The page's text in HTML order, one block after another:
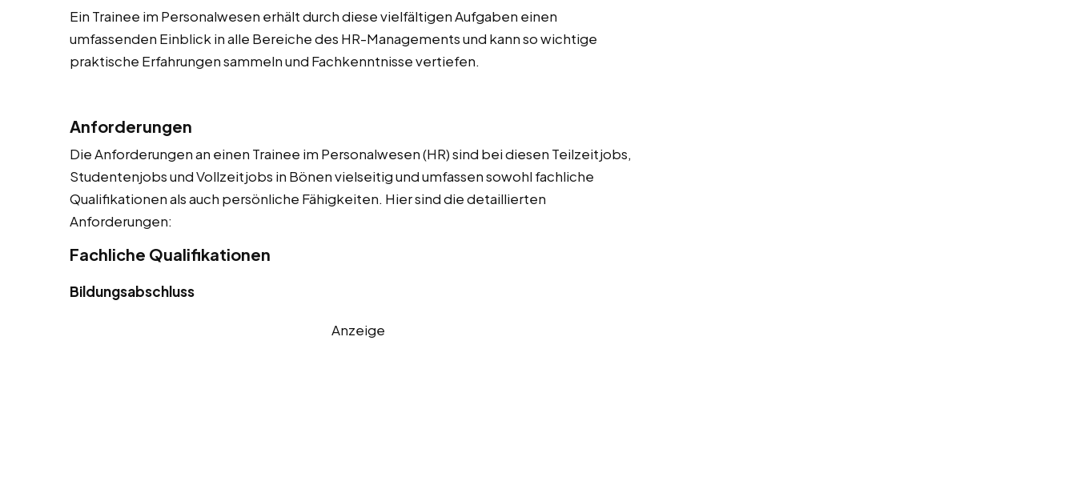
Ein Trainee im Personalwesen erhält durch diese vielfältigen Aufgaben einen
umfassenden Einblick in alle Bereiche des HR-Managements und kann so wichtige
praktische Erfahrungen sammeln und Fachkenntnisse vertiefen.
Anforderungen
Die Anforderungen an einen Trainee im Personalwesen (HR) sind bei diesen Teilzeitjobs,
Studentenjobs und Vollzeitjobs in Bönen vielseitig und umfassen sowohl fachliche
Qualifikationen als auch persönliche Fähigkeiten. Hier sind die detaillierten
Anforderungen:
Fachliche Qualifikationen
Bildungsabschluss
Anzeige